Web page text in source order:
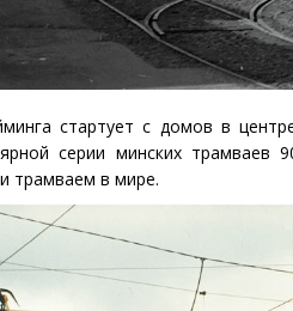
стартует с домов в
серии минских трамваев
трамваем в мире.